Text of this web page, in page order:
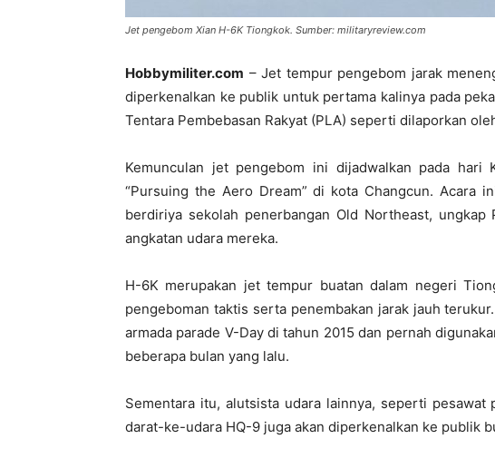
Jet pengebom Xian H-6K Tiongkok. Sumber: militaryreview.com
Hobbymiliter.com – Jet tempur pengebom jarak
diperkenalkan ke publik untuk pertama kalinya pada
Tentara Pembebasan Rakyat (PLA) seperti dilaporkan
Kemunculan jet pengebom ini dijadwalkan pada hari
“Pursuing the Aero Dream” di kota Changcun. Acara
berdiriya sekolah penerbangan Old Northeast,
angkatan udara mereka.
H-6K merupakan jet tempur buatan dalam negeri
pengeboman taktis serta penembakan jarak jauh
armada parade V-Day di tahun 2015 dan pernah
beberapa bulan yang lalu.
Sementara itu, alutsista udara lainnya, seperti
darat-ke-udara HQ-9 juga akan diperkenalkan ke publik